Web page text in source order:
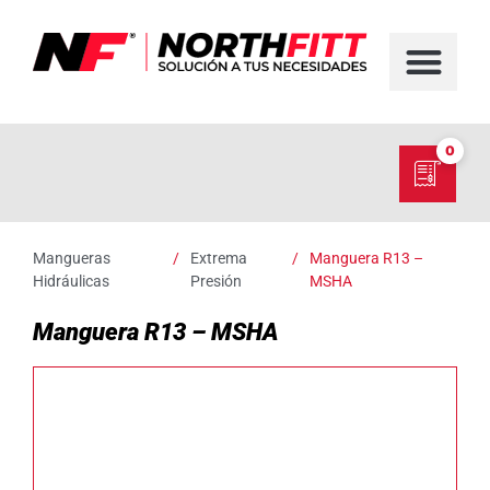
0
Mangueras
Hidráulicas
/
Extrema
Presión
/
Manguera R13 –
MSHA
Manguera R13 – MSHA